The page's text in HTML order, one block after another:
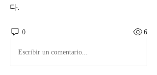
다.
0 6
Escribir un comentario...